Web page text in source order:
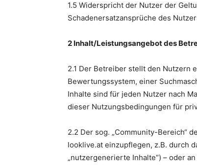
1.5 Widerspricht der Nutzer der
Schadenersatzansprüche des
2 Inhalt/Leistungsangebot des
2.1 Der Betreiber stellt den Nutzern
Bewertungssystem, einer
Inhalte sind für jeden Nutzer nach
dieser Nutzungsbedingungen für
2.2 Der sog. „Community-Bereich“
looklive.at einzupflegen, z.B. durch
„nutzergenerierte Inhalte“) – oder